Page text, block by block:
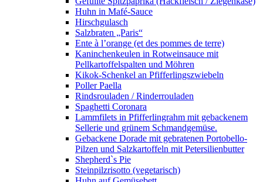
Huhn in Mafé-Sauce
Hirschgulasch
Salzbraten „Paris“
Ente à l’orange (et des pommes de terre)
Kaninchenkeulen in Rotweinsauce mit
Pellkartoffelspalten und Möhren
Kikok-Schenkel an Pfifferlingszwiebeln
Poller Paella
Rindsrouladen / Rinderrouladen
Spaghetti Coronara
Lammfilets in Pfifferlingrahm mit gebackenem
Sellerie und grünem Schmandgemüse.
Gebackene Dorade mit gebratenen Portobello-
Pilzen und Salzkartoffeln mit Petersilienbutter
Shepherd`s Pie
Steinpilzrisotto (vegetarisch)